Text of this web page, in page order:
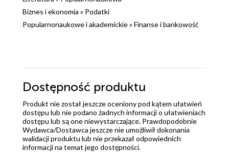
Biznes i ekonomia » Podatki
Popularnonaukowe i akademickie» Finanse i bankowość
Dostępność produktu
Produkt nie został jeszcze oceniony pod kątem ułatwień
dostępu lub nie podano żadnych informacji o ułatwieniach
dostępu lub są one niewystarczające. Prawdopodobnie
Wydawca/Dostawca jeszcze nie umożliwił dokonania
walidacji produktu lub nie przekazał odpowiednich
informacji na temat jego dostępności.